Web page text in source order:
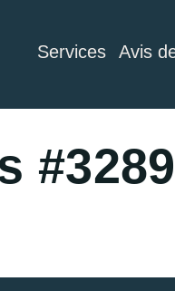
Services Avis
#3289